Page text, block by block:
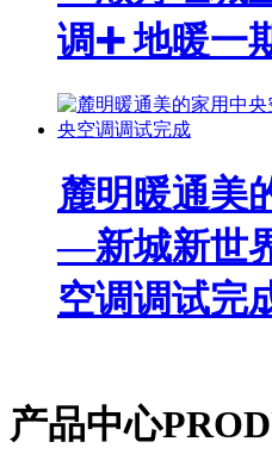
调➕ 地暖一
麓明暖通美
—新城新世
空调调试完
产品中心